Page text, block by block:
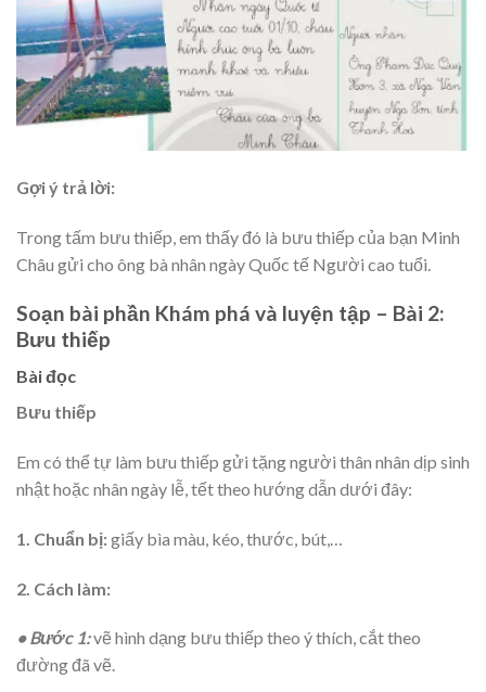
Gợi ý trả lời:
Trong tấm bưu thiếp, em thấy đó là bưu thiếp của bạn Minh
Châu gửi cho ông bà nhân ngày Quốc tế Người cao tuổi.
Soạn bài phần Khám phá và luyện tập – Bài 2:
Bưu thiếp
Bài đọc
Bưu thiếp
Em có thể tự làm bưu thiếp gửi tặng người thân nhân dịp sinh
nhật hoặc nhân ngày lễ, tết theo hướng dẫn dưới đây:
1. Chuẩn bị:giấy bìa màu, kéo, thước, bút,…
2. Cách làm:
• Bước 1:vẽ hình dạng bưu thiếp theo ý thích, cắt theo
đường đã vẽ.